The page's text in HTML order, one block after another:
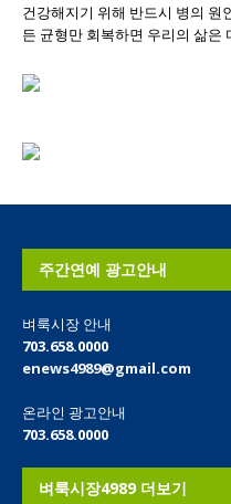
건강해지기 위해 반드시 병의 원
든 균형만 회복하면 우리의 삶은
주간연예 광고안내
벼룩시장 안내
703.658.0000
enews4989@gmail.com
온라인 광고안내
703.658.0000
벼룩시장4989 더보기